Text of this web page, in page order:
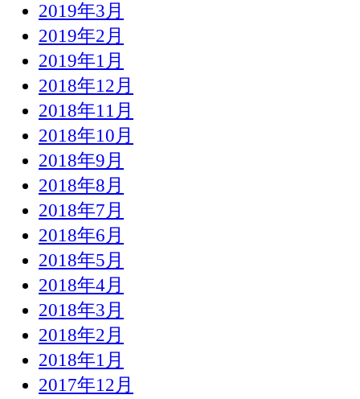
2019年3月
2019年2月
2019年1月
2018年12月
2018年11月
2018年10月
2018年9月
2018年8月
2018年7月
2018年6月
2018年5月
2018年4月
2018年3月
2018年2月
2018年1月
2017年12月